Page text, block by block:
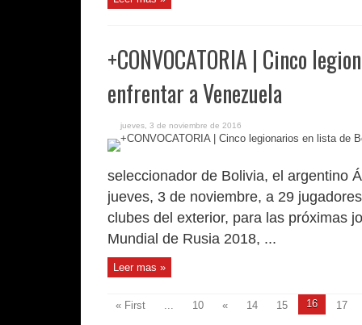
+CONVOCATORIA | Cinco
enfrentar a Venezuela
jueves, 3 de noviembre de 2016
seleccionador de Bolivia, el argentino
jueves, 3 de noviembre, a 29
clubes del exterior, para las próximas
Mundial de Rusia 2018, ...
Leer mas »
« First ... 10 « 14 15 16 17